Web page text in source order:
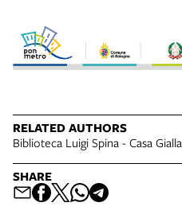
RELATED AUTHORS
Biblioteca Luigi Spina - Casa Gialla
SHARE